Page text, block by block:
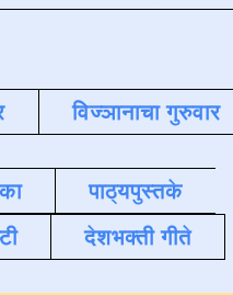
विज्ञानाचा गुरुवार
पाठ्यपुस्तके
देशभक्ती गीते